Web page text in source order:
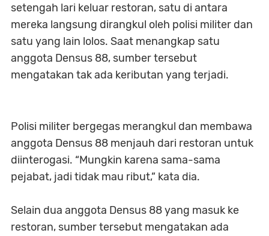
setengah lari keluar restoran, satu di antara
mereka langsung dirangkul oleh polisi militer dan
satu yang lain lolos. Saat menangkap satu
anggota Densus 88, sumber tersebut
mengatakan tak ada keributan yang terjadi.
Polisi militer bergegas merangkul dan membawa
anggota Densus 88 menjauh dari restoran untuk
diinterogasi. “Mungkin karena sama-sama
pejabat, jadi tidak mau ribut,” kata dia.
Selain dua anggota Densus 88 yang masuk ke
restoran, sumber tersebut mengatakan ada